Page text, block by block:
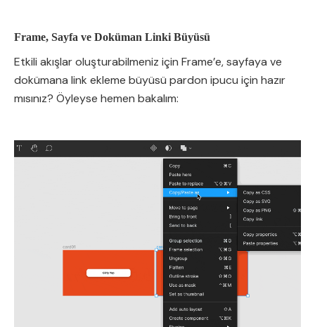
Frame, Sayfa ve Doküman Linki Büyüsü
Etkili akışlar oluşturabilmeniz için Frame’e, sayfaya ve
dokümana link ekleme büyüsü pardon ipucu için hazır
mısınız? Öyleyse hemen bakalım: